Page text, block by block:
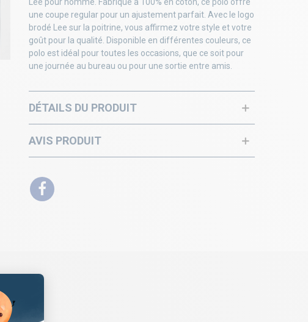
Lee pour homme. Fabriqué à 100% en coton, ce polo offre
une coupe regular pour un ajustement parfait. Avec le logo
brodé Lee sur la poitrine, vous affirmez votre style et votre
goût pour la qualité. Disponible en différentes couleurs, ce
polo est idéal pour toutes les occasions, que ce soit pour
une journée au bureau ou pour une sortie entre amis.
DÉTAILS DU PRODUIT
AVIS PRODUIT